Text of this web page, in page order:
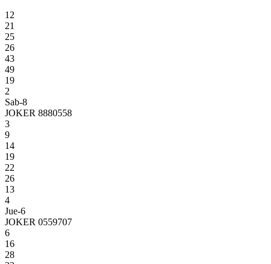
12
21
25
26
43
49
19
2
Sab-8
JOKER 8880558
3
9
14
19
22
26
13
4
Jue-6
JOKER 0559707
6
16
28